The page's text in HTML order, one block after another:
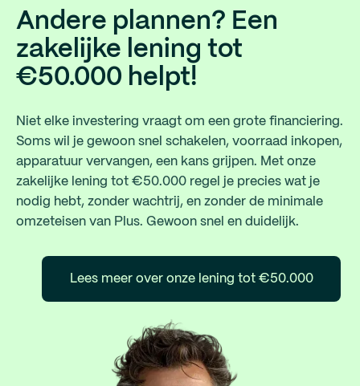
Andere plannen? Een
zakelijke lening tot
€50.000 helpt!
Niet elke investering vraagt om een grote financiering.
Soms wil je gewoon snel schakelen, voorraad inkopen,
apparatuur vervangen, een kans grijpen. Met onze
zakelijke lening tot €50.000 regel je precies wat je
nodig hebt, zonder wachtrij, en zonder de minimale
omzeteisen van Plus. Gewoon snel en duidelijk.
Lees meer over onze lening tot €50.000